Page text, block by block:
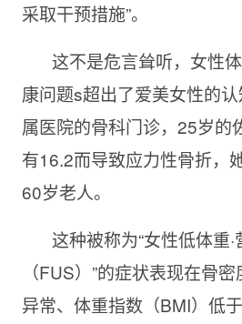
采取干预措施”。
这不是危言耸听，女性
康问题s超出了爱美女性的
属医院的骨科门诊，25岁的
有16.2而导致应力性骨折，
60岁老人。
这种被称为“女性低体重
（FUS）”的症状表现在骨
异常、体重指数（BMI）低